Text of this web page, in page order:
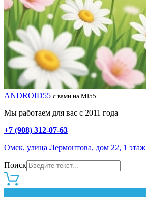
ANDROID55 с вами на MI55
Мы работаем для вас с 2011 года
+7 (908) 312-07-63
Омск, улица Лермонтова, дом 22, 1 этаж
Поиск